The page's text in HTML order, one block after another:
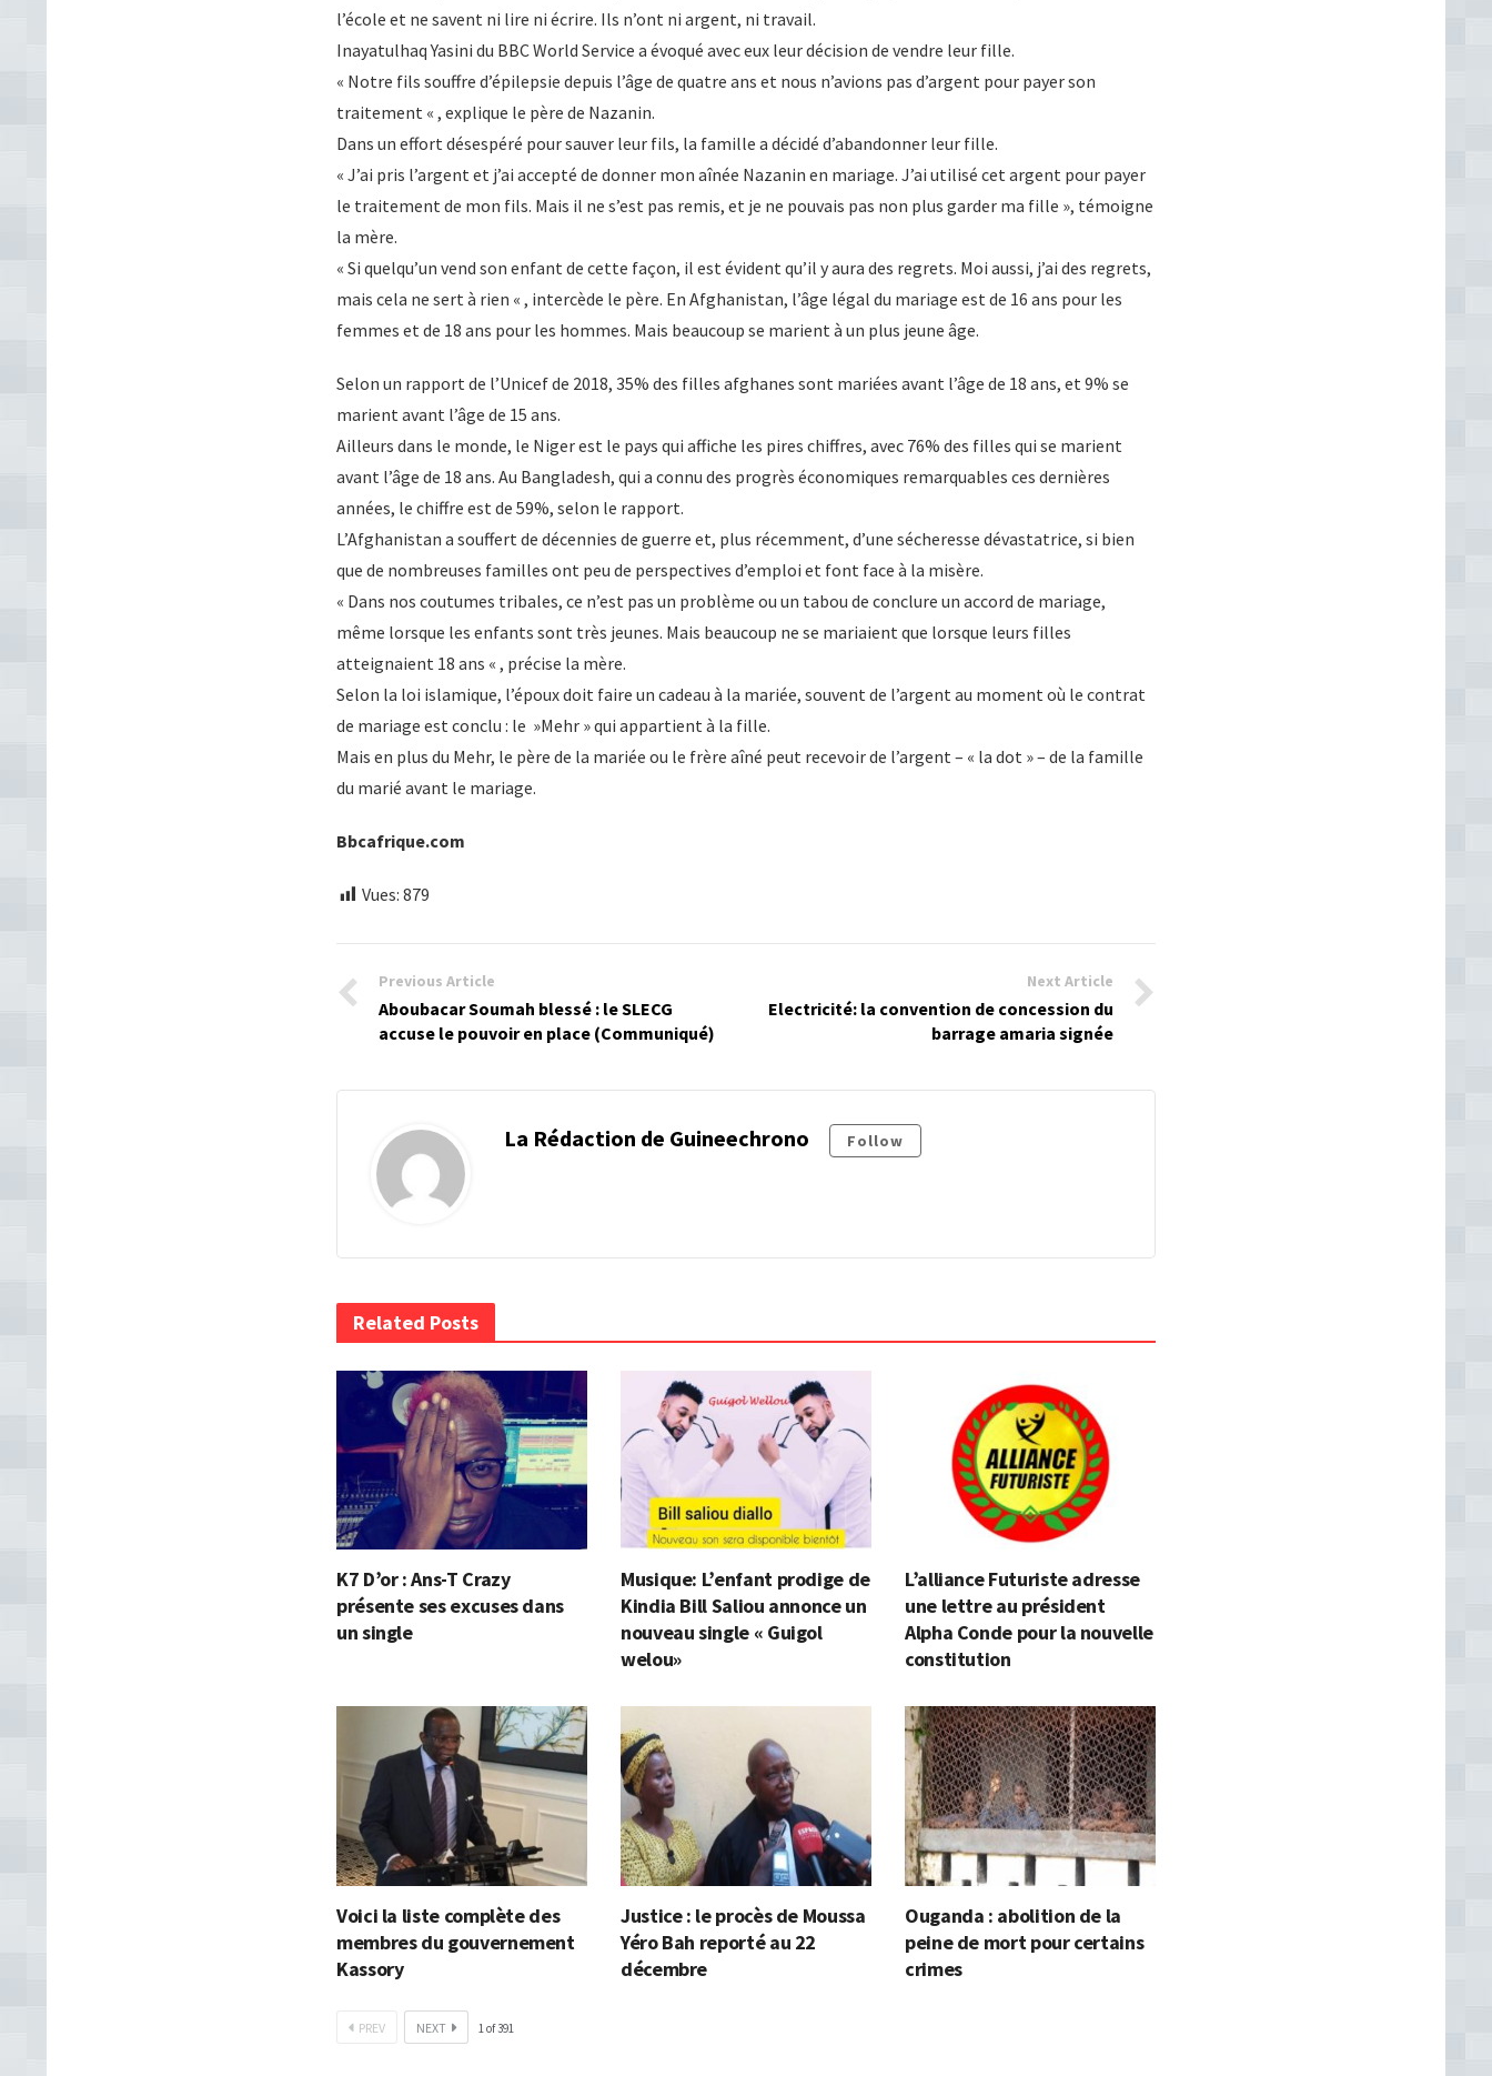
l’école et ne savent ni lire ni écrire. Ils n’ont ni argent, ni travail.
Inayatulhaq Yasini du BBC World Service a évoqué avec eux leur décision de vendre leur fille.
« Notre fils souffre d’épilepsie depuis l’âge de quatre ans et nous n’avions pas d’argent pour payer son
traitement « , explique le père de Nazanin.
Dans un effort désespéré pour sauver leur fils, la famille a décidé d’abandonner leur fille.
« J’ai pris l’argent et j’ai accepté de donner mon aînée Nazanin en mariage. J’ai utilisé cet argent pour payer
le traitement de mon fils. Mais il ne s’est pas remis, et je ne pouvais pas non plus garder ma fille », témoigne
la mère.
« Si quelqu’un vend son enfant de cette façon, il est évident qu’il y aura des regrets. Moi aussi, j’ai des regrets,
mais cela ne sert à rien « , intercède le père. En Afghanistan, l’âge légal du mariage est de 16 ans pour les
femmes et de 18 ans pour les hommes. Mais beaucoup se marient à un plus jeune âge.
Selon un rapport de l’Unicef de 2018, 35% des filles afghanes sont mariées avant l’âge de 18 ans, et 9% se
marient avant l’âge de 15 ans.
Ailleurs dans le monde, le Niger est le pays qui affiche les pires chiffres, avec 76% des filles qui se marient
avant l’âge de 18 ans. Au Bangladesh, qui a connu des progrès économiques remarquables ces dernières
années, le chiffre est de 59%, selon le rapport.
L’Afghanistan a souffert de décennies de guerre et, plus récemment, d’une sécheresse dévastatrice, si bien
que de nombreuses familles ont peu de perspectives d’emploi et font face à la misère.
« Dans nos coutumes tribales, ce n’est pas un problème ou un tabou de conclure un accord de mariage,
même lorsque les enfants sont très jeunes. Mais beaucoup ne se mariaient que lorsque leurs filles
atteignaient 18 ans « , précise la mère.
Selon la loi islamique, l’époux doit faire un cadeau à la mariée, souvent de l’argent au moment où le contrat
de mariage est conclu : le »Mehr » qui appartient à la fille.
Mais en plus du Mehr, le père de la mariée ou le frère aîné peut recevoir de l’argent – « la dot » – de la famille
du marié avant le mariage.
Bbcafrique.com
Vues: 879
Previous Article
Aboubacar Soumah blessé : le SLECG
accuse le pouvoir en place (Communiqué)
Next Article
Electricité: la convention de concession du
barrage amaria signée
La Rédaction de Guineechrono Follow
Related Posts
K7 D’or : Ans-T Crazy
présente ses excuses dans
un single
Musique: L’enfant prodige de
Kindia Bill Saliou annonce un
nouveau single « Guigol
welou»
L’alliance Futuriste adresse
une lettre au président
Alpha Conde pour la nouvelle
constitution
Voici la liste complète des
membres du gouvernement
Kassory
Justice : le procès de Moussa
Yéro Bah reporté au 22
décembre
Ouganda : abolition de la
peine de mort pour certains
crimes
PREV NEXT 1of391